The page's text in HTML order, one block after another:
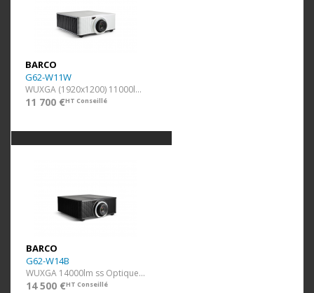
BARCO
G62-W11W
WUXGA (1920x1200) 11000lm Blanc
11 700 €HT Conseillé
BARCO
G62-W14B
WUXGA 14000lm ss Optique Noir
14 500 €HT Conseillé